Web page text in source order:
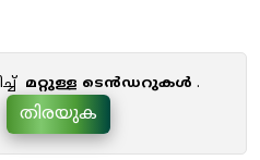
മറ്റുള്ള ടെൻഡറുകൾ .
തിരയുക